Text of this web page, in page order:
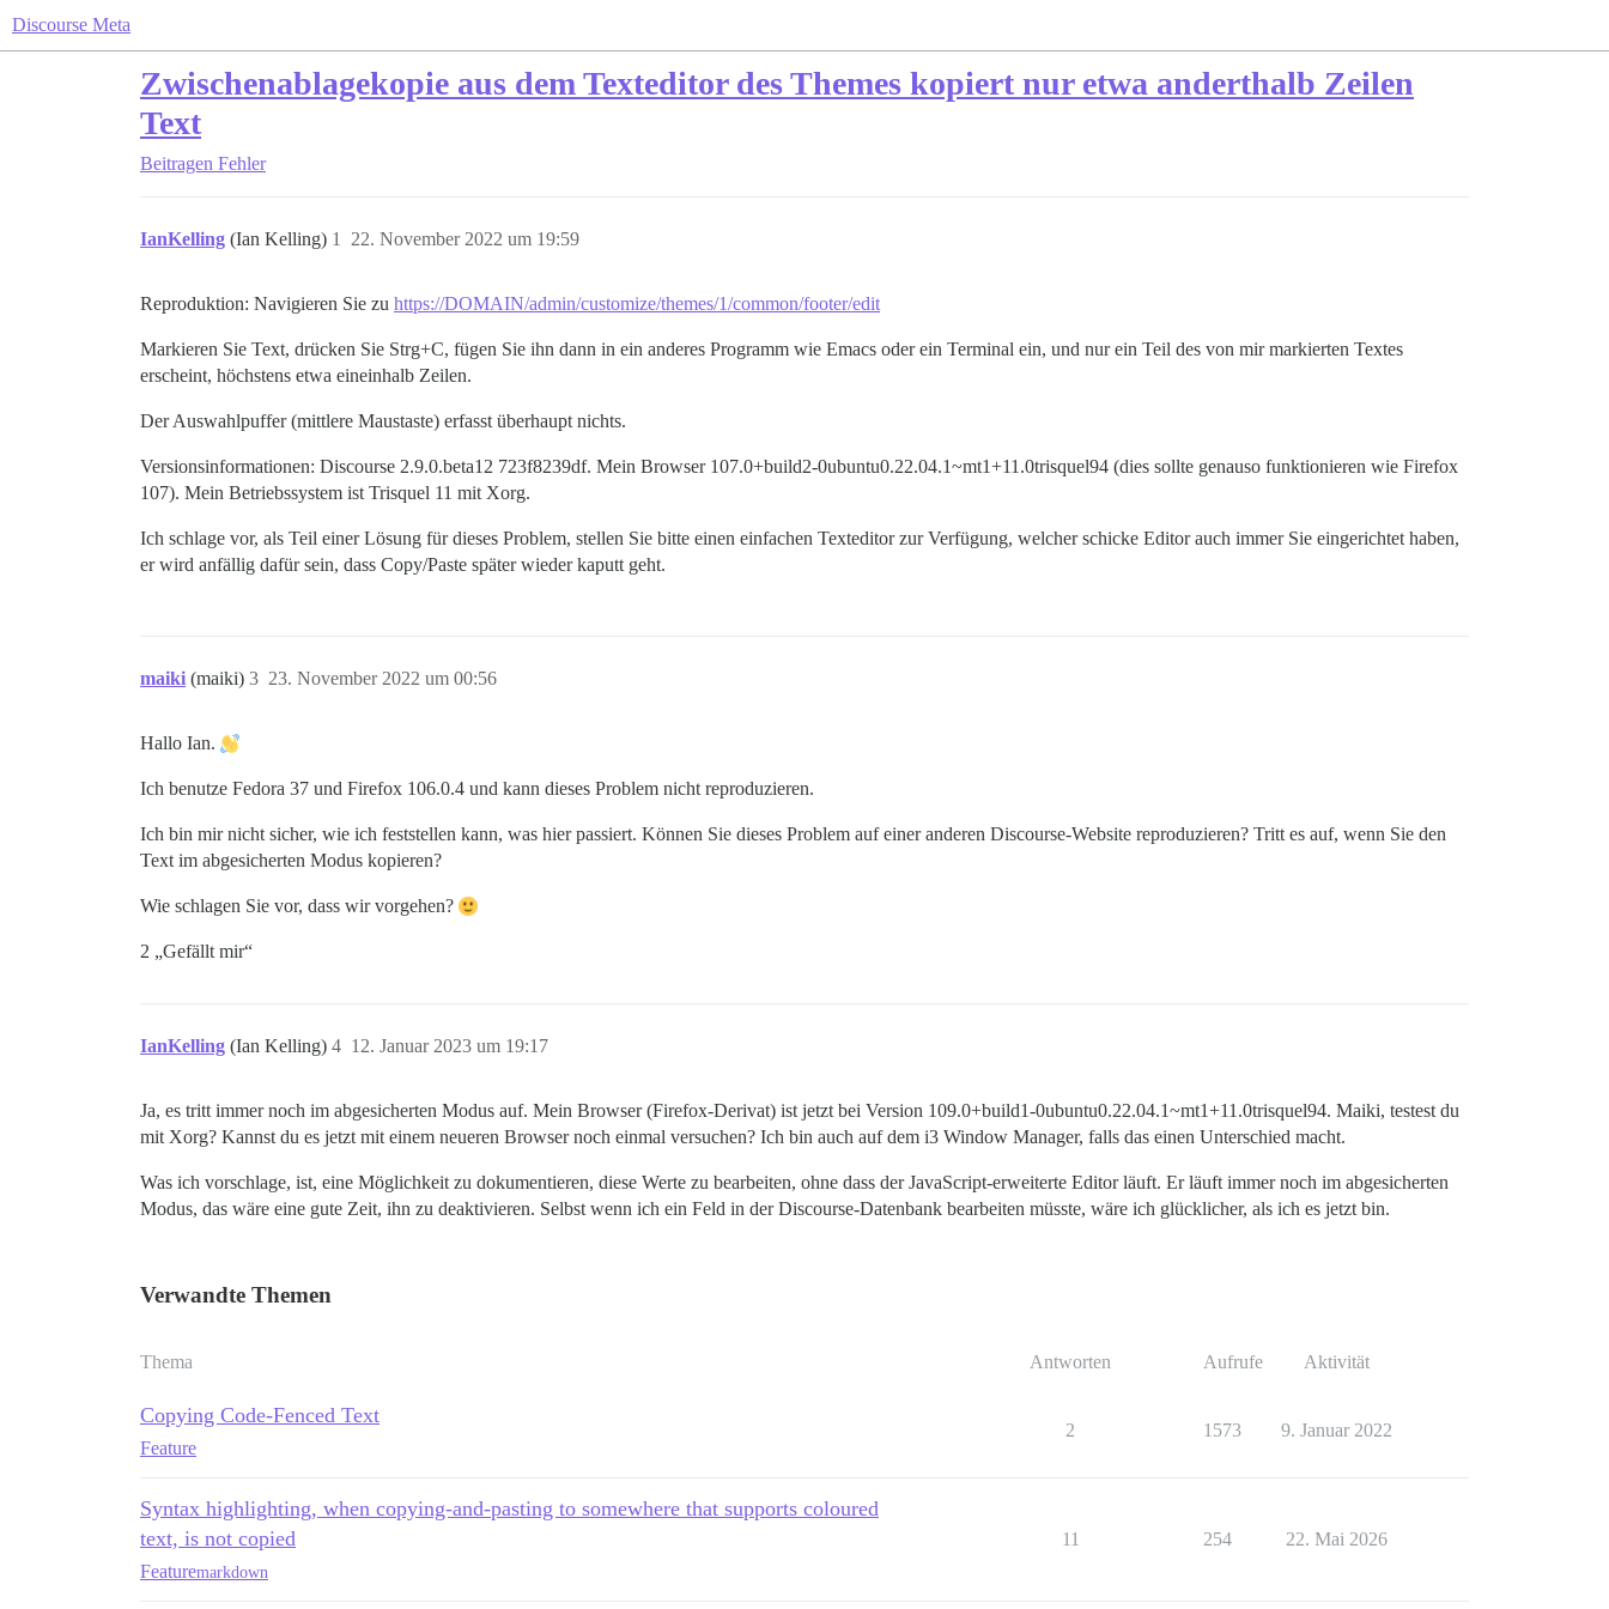
Discourse Meta
Zwischenablagekopie aus dem Texteditor des Themes kopiert nur etwa anderthalb Zeilen
Text
Beitragen Fehler
IanKelling (Ian Kelling) 22. November 2022 um 19:59
1
Reproduktion: Navigieren Sie zu https://DOMAIN/admin/customize/themes/1/common/footer/edit
Markieren Sie Text, drücken Sie Strg+C, fügen Sie ihn dann in ein anderes Programm wie Emacs oder ein Terminal ein, und nur ein Teil des von mir markierten Textes
erscheint, höchstens etwa eineinhalb Zeilen.
Der Auswahlpuffer (mittlere Maustaste) erfasst überhaupt nichts.
Versionsinformationen: Discourse 2.9.0.beta12 723f8239df. Mein Browser 107.0+build2-0ubuntu0.22.04.1~mt1+11.0trisquel94 (dies sollte genauso funktionieren wie Firefox
107). Mein Betriebssystem ist Trisquel 11 mit Xorg.
Ich schlage vor, als Teil einer Lösung für dieses Problem, stellen Sie bitte einen einfachen Texteditor zur Verfügung, welcher schicke Editor auch immer Sie eingerichtet haben,
er wird anfällig dafür sein, dass Copy/Paste später wieder kaputt geht.
maiki (maiki) 23. November 2022 um 00:56
3
Hallo Ian.
Ich benutze Fedora 37 und Firefox 106.0.4 und kann dieses Problem nicht reproduzieren.
Ich bin mir nicht sicher, wie ich feststellen kann, was hier passiert. Können Sie dieses Problem auf einer anderen Discourse-Website reproduzieren? Tritt es auf, wenn Sie den
Text im abgesicherten Modus kopieren?
Wie schlagen Sie vor, dass wir vorgehen?
2 „Gefällt mir“
IanKelling (Ian Kelling) 12. Januar 2023 um 19:17
4
Ja, es tritt immer noch im abgesicherten Modus auf. Mein Browser (Firefox-Derivat) ist jetzt bei Version 109.0+build1-0ubuntu0.22.04.1~mt1+11.0trisquel94. Maiki, testest du
mit Xorg? Kannst du es jetzt mit einem neueren Browser noch einmal versuchen? Ich bin auch auf dem i3 Window Manager, falls das einen Unterschied macht.
Was ich vorschlage, ist, eine Möglichkeit zu dokumentieren, diese Werte zu bearbeiten, ohne dass der JavaScript-erweiterte Editor läuft. Er läuft immer noch im abgesicherten
Modus, das wäre eine gute Zeit, ihn zu deaktivieren. Selbst wenn ich ein Feld in der Discourse-Datenbank bearbeiten müsste, wäre ich glücklicher, als ich es jetzt bin.
Verwandte Themen
Thema Antworten Aufrufe Aktivität
Copying Code-Fenced Text
Feature
2 1573 9. Januar 2022
Syntax highlighting, when copying-and-pasting to somewhere that supports coloured
text, is not copied
Featuremarkdown
11 254 22. Mai 2026